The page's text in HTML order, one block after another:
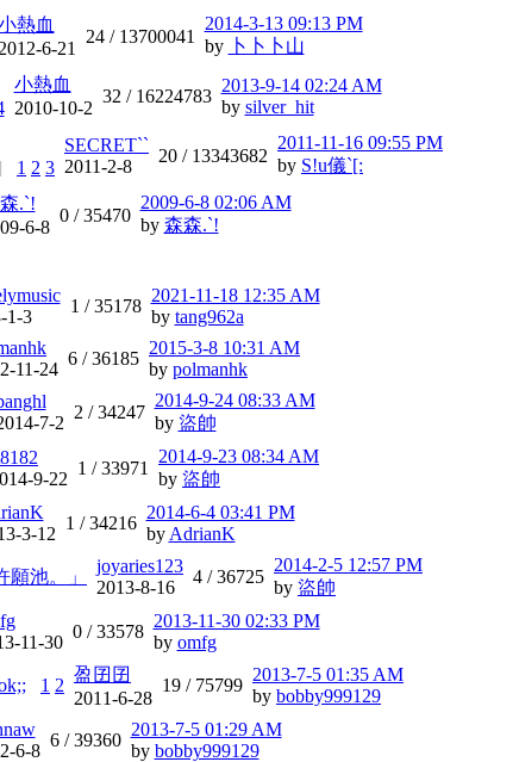
熱血
2012-6-21
24 / 13700041
2014-3-13 09:13 PM
by
卜卜卜山
小熱血
2010-10-2
32 / 16224783
2013-9-14 02:24 AM
by silver_hit
1 2 3
SECRET``
2011-2-8
20 / 13343682
2011-11-16 09:55 PM
by S!u儀`[:
.`!
6-8
0 /35470
2009-6-8 02:06 AM
by 森森.`!
1-3
1 /35178
2021-11-18 12:35 AM
by tang962a
11-24
6 /36185
2015-3-8 10:31 AM
by polmanhk
7-2
2 /34247
2014-9-24 08:33 AM
by 盜帥
9-22
1 /33971
2014-9-23 08:34 AM
by 盜帥
3-12
1 /34216
2014-6-4 03:41 PM
by AdrianK
池。」
joyaries123
2013-8-16
4 /36725
2014-2-5 12:57 PM
by 盜帥
11-30
0 /33578
2013-11-30 02:33 PM
by omfg
1 2
盈囝囝
2011-6-28
19 / 75799
2013-7-5 01:35 AM
by bobby999129
6-8
6 /39360
2013-7-5 01:29 AM
by bobby999129